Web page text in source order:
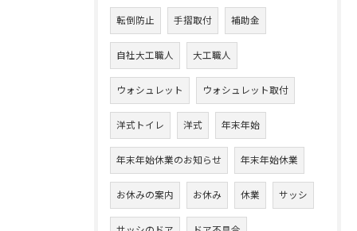
転倒防止 手摺取付 補助金
自社大工職人 大工職人
ウォシュレット ウォシュレット取付
洋式トイレ 洋式 年末年始
年末年始休業のお知らせ 年末年始休業
お休みの案内 お休み 休業 サッシ